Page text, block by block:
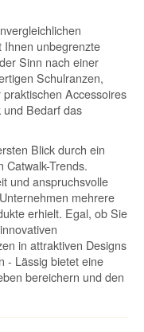
Ihnen unbegrenzte
Sinn nach einer
Schulranzen,
Accessoires
und Bedarf das
Blick durch ein
Catwalk-Trends.
und anspruchsvolle
mehrere
erhielt. Egal, ob Sie
in attraktiven Designs
- Lässig bietet eine
bereichern und den